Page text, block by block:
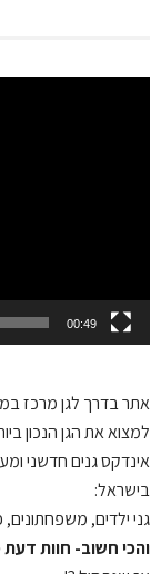
00:49
אתר בדרך לגןמרכז
למצוא את הגן הנכון
אינדקס גנים חדשני
בישראל:
גני ילדים, משפחתונים,
והכי חשוב- חוות דעת